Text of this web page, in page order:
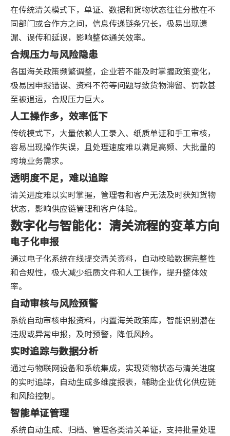
在传统清关模式下，单证、数据和货物状态往往分散在不
同部门或合作方之间，信息传递链条冗长，极易出现遗
漏、误传和延误，影响整体通关效率。
合规压力与风险隐患
各国海关政策频繁调整，企业若不能及时掌握政策变化，
极易因申报错误、资料不符等问题导致货物滞留、罚款甚
至被退运，合规压力巨大。
人工操作多，效率低下
传统模式下，大量依赖人工录入、纸质单证和手工审核，
容易出现操作失误，且处理速度难以满足高频、大批量的
跨境业务需求。
透明度不足，难以追踪
清关进度难以实时掌握，管理者和客户无法及时获知货物
状态，影响供应链管理和客户体验。
数字化与智能化：清关流程的变革方向
电子化申报
通过电子化系统在线提交清关资料，自动校验数据完整性
和合规性，极大减少纸质文件和人工操作，提升整体效
率。
自动审核与风险预警
系统自动审核申报资料，内置海关政策库，智能识别潜在
违规或异常申报，及时预警，降低风险。
实时追踪与数据分析
通过与物联网设备和系统集成，实现货物状态与清关进度
的实时追踪，自动生成多维度报表，辅助企业优化供应链
和风险控制。
智能单证管理
系统自动生成、归档、管理各类清关单证，支持批量处理